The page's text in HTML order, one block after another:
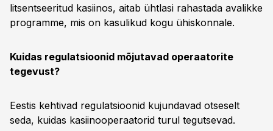
litsentseeritud kasiinos, aitab ühtlasi rahastada avalikke
programme, mis on kasulikud kogu ühiskonnale.
Kuidas regulatsioonid mõjutavad operaatorite
tegevust?
Eestis kehtivad regulatsioonid kujundavad otseselt
seda, kuidas kasiinooperaatorid turul tegutsevad.